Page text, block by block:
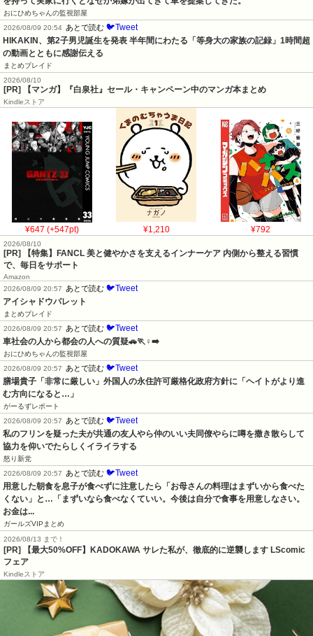
おにひめちゃんの監視部屋
2026/08/09 20:54 あとで読む 🐦Tweet
HIKAKIN、第2子男児誕生を発表 半年間にわたる「等身大の家族の記録」1時間超
の動画とともに感謝伝える
まとめブレイド
2026/08/10
[PR] 【マンガ】『白泉社』セール・キャンペーン中のマンガ本まとめ
Kindleストア
¥647 (+547pt) ¥1,210 ¥792
2026/08/10
[PR] 【特集】FANCL 美と健やかさを支えるインナーケア 内側から整える習慣
で、毎日をサポート
Amazon
2026/08/09 20:57
あとで読む 🐦Tweet
アイシャドウパレット
まとめブレイド
2026/08/09 20:57
あとで読む 🐦Tweet
車社会の人から都会の人への質疑🚗🏃♀️➡️
おにひめちゃんの監視部屋
2026/08/09 20:57
あとで読む 🐦Tweet
膳場貴子「非常に厳しい」外国人の永住許可厳格化政府方針に「ヘイトがより進
む方向になると…」
がーるずレポート
2026/08/09 20:57
あとで読む 🐦Tweet
私のフリンを疑った夫が共通の友人やら仲のいい夫同僚やらに噂を撒き散らして
協力を仰いでたらしくイライラする
怒り新党
2026/08/09 20:57
あとで読む 🐦Tweet
用意した朝食を息子が食べずに注意したら「お母さんの料理はまずいから食べた
くない」と…「まずいなら食べなくていい。今後は自分で食事を用意しなさい。
お金は...
ガールズVIPまとめ
2026/08/13 まで！
[PR] 【最大50%OFF】KADOKAWA サレた私が、徹底的に逆襲します LScomic
フェア
Kindleストア